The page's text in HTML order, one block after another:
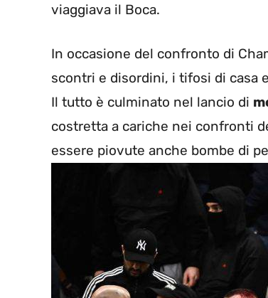
viaggiava il Boca.
In occasione del confronto di
scontri e disordini, i tifosi di casa
Il tutto è culminato nel lancio di
costretta a cariche nei confronti
essere piovute anche bombe di